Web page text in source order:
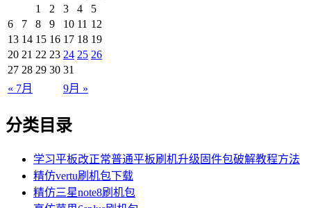
« 7月 9月 »
1 2 3 4
5
6
7 8 9 10 11 12
13 14 15 16 17 18 19
20 21 22 23 24 25 26
27 28 29 30 31
分类目录
学习平板改正常普通平板刷机升级固件包破解教程方法
精仿vertu刷机包下载
精仿三星note8刷机包